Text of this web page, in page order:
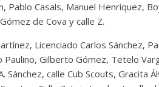
Pablo Casals, Manuel Henríquez,
de Cova y calle Z.
Licenciado Carlos Sánchez,
Gilberto Gómez, Tetelo
calle Cub Scouts, Gracita